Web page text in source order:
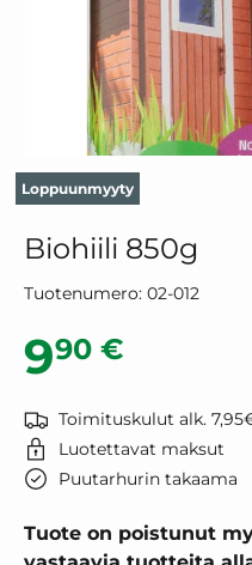
Loppuunmyyty
Biohiili 850g
Tuotenumero: 02-012
990 €
Toimituskulut alk.
Luotettavat maksut
Puutarhurin takaama
Tuote on poistunut